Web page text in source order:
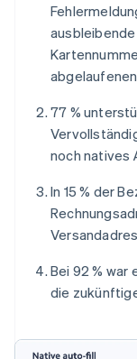
77 %
noch natives
In 15 % der
Bei 92 % war
die